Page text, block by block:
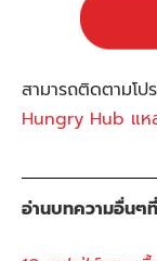
สามารถติดตามโ
Hungry Hub แห
อ่านบทความอื่นๆ